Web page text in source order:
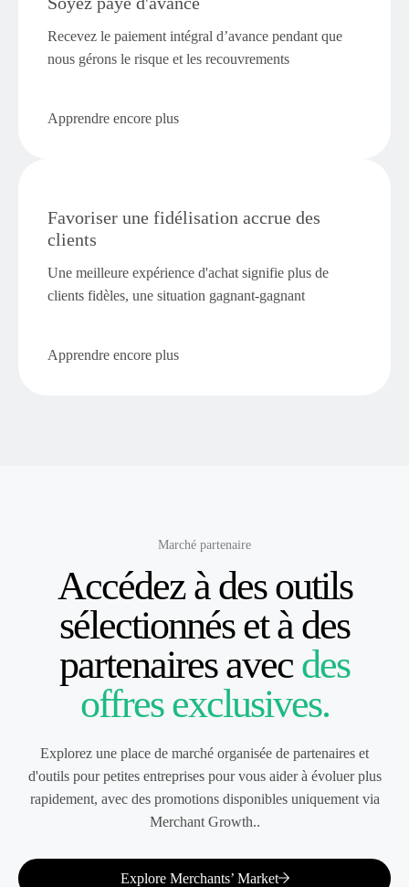
Recevez le paiement intégral d’avance pendant que
nous gérons le risque et les recouvrements
Apprendre encore plus
Favoriser une fidélisation accrue des
clients
Une meilleure expérience d'achat signifie plus de
clients fidèles, une situation gagnant-gagnant
Apprendre encore plus
Marché partenaire
Accédez à des outils
sélectionnés et à des
partenaires avecdes
offres exclusives.
Explorez une place de marché organisée de partenaires et
d'outils pour petites entreprises pour vous aider à évoluer plus
rapidement, avec des promotions disponibles uniquement via
Merchant Growth..
Explore Merchants’ Market